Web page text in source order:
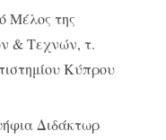
Μέλος της
& Τεχνών, τ.
Κύπρου
Διδάκτωρ